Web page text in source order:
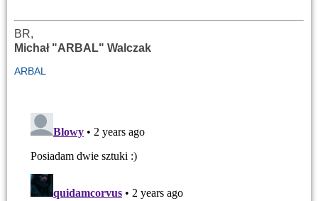
BR,
Michał "ARBAL" Walczak
ARBAL